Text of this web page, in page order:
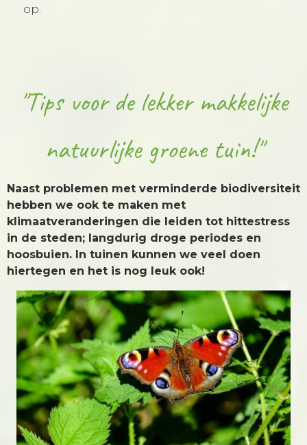
op.
"Tips voor de lekker makkelijke
natuurlijke groene tuin!"
Naast problemen met verminderde biodiversiteit
hebben we ook te maken met
klimaatveranderingen die leiden tot hittestress
in de steden; langdurig droge periodes en
hoosbuien. In tuinen kunnen we veel doen
hiertegen en het is nog leuk ook!